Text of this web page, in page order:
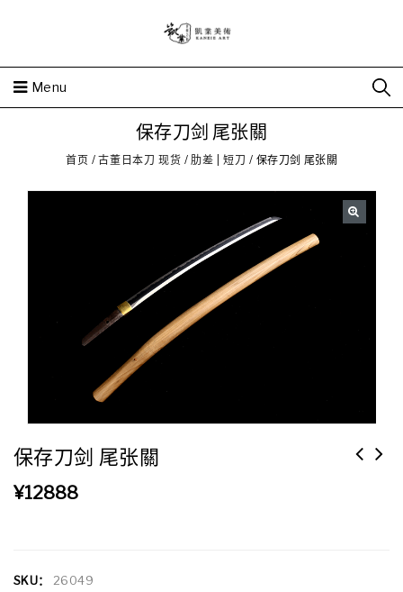
Menu
保存刀剑 尾张關
首页 /古董日本刀 现货 /肋差 | 短刀 / 保存刀剑 尾张關
保存刀剑 尾张關
¥12888
SKU： 26049